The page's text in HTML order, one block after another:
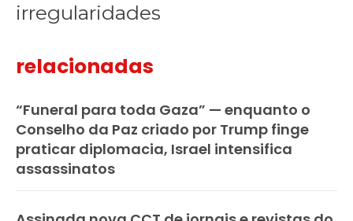
irregularidades
relacionadas
“Funeral para toda Gaza” — enquanto o
Conselho da Paz criado por Trump finge
praticar diplomacia, Israel intensifica
assassinatos